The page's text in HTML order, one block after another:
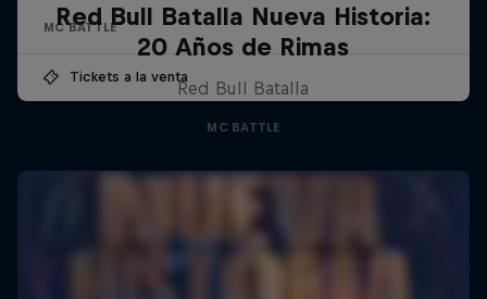
MC BATTLE
Tickets a la venta
Red Bull Batalla Nueva Historia:
20 Años de Rimas
Red Bull Batalla
MC BATTLE